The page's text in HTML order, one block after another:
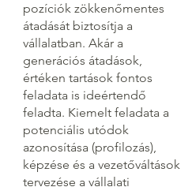
pozíciók zökkenőmentes
átadását biztosítja a
vállalatban. Akár a
generációs átadások,
értéken tartások fontos
feladata is ideértendő
feladta. Kiemelt feladata a
potenciális utódok
azonosítása (profilozás),
képzése és a vezetőváltások
tervezése a vállalati